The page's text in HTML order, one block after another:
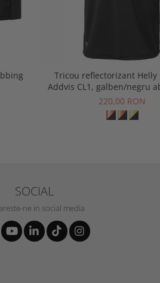
Tricou reflectorizant Helly
Addvis CL1, galben/negru
220,00 RON
SOCIAL
ne in social media